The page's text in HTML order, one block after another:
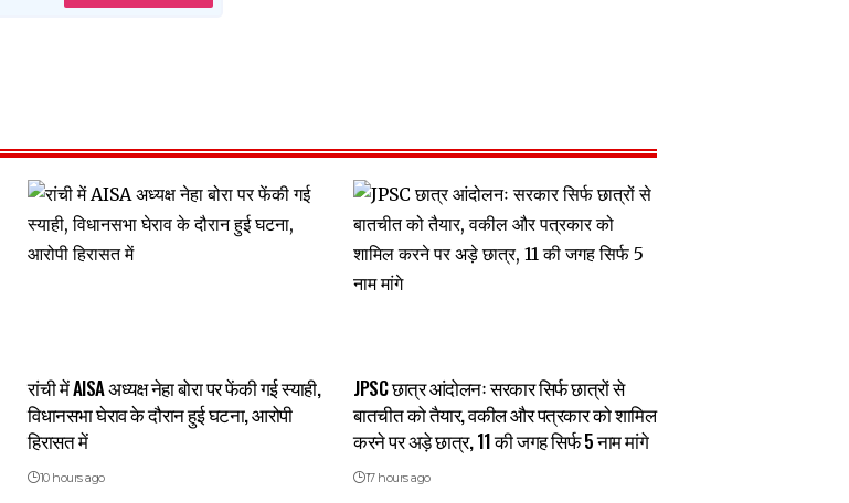
रांची में AISA अध्यक्ष नेहा बोरा पर फेंकी गई स्याही,
विधानसभा घेराव के दौरान हुई घटना, आरोपी
हिरासत में
10 hours ago
JPSC छात्र आंदोलनः सरकार सिर्फ छात्रों से
बातचीत को तैयार, वकील और पत्रकार को शामिल
करने पर अड़े छात्र, 11 की जगह सिर्फ 5 नाम मांगे
17 hours ago